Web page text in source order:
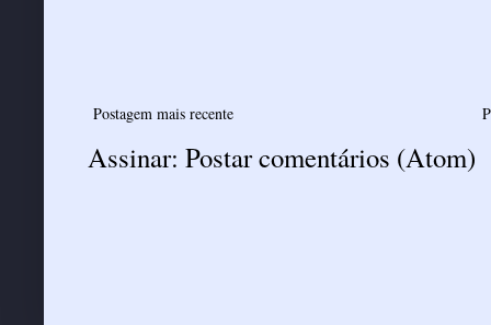
Postagem mais recente
Assinar: Postar comentários (Atom)